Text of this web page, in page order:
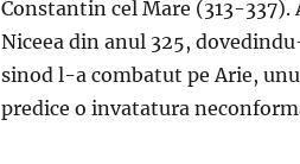
Constantin cel Mare (313-
Niceea din anul 325,
sinod l-a combatut pe Arie,
predice o invatatura